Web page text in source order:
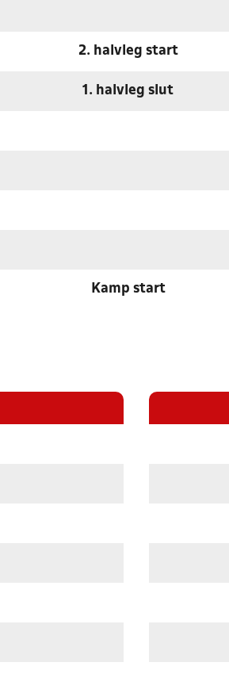
2. halvleg start
1. halvleg slut
Kamp start